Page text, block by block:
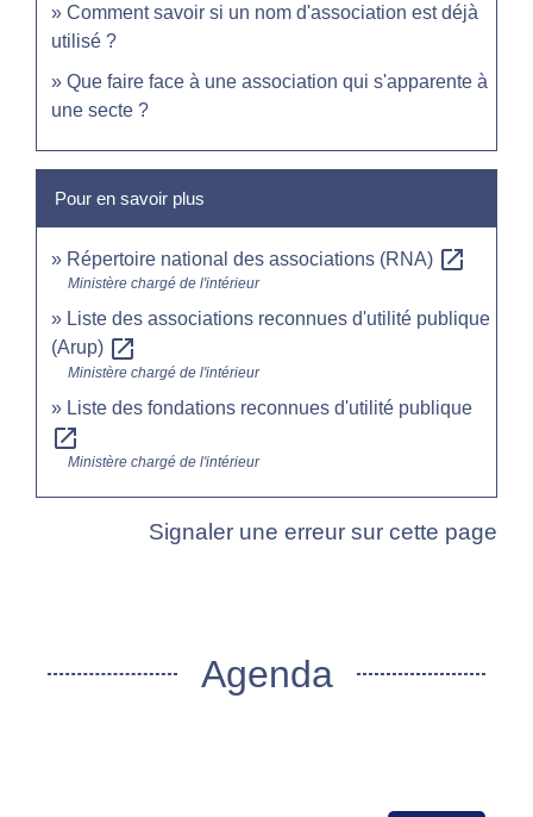
Comment savoir si un nom d'association est déjà
utilisé ?
Que faire face à une association qui s'apparente à
une secte ?
Pour en savoir plus
Répertoire national des associations (RNA) open_in_new
Ministère chargé de l'intérieur
Liste des associations reconnues d'utilité publique
(Arup) open_in_new
Ministère chargé de l'intérieur
Liste des fondations reconnues d'utilité publique
open_in_new
Ministère chargé de l'intérieur
Signaler une erreur sur cette page
Agenda